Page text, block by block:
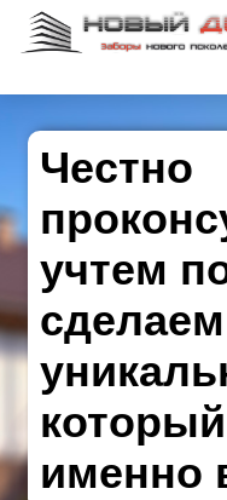
Честно
учтем
сделаем
именно